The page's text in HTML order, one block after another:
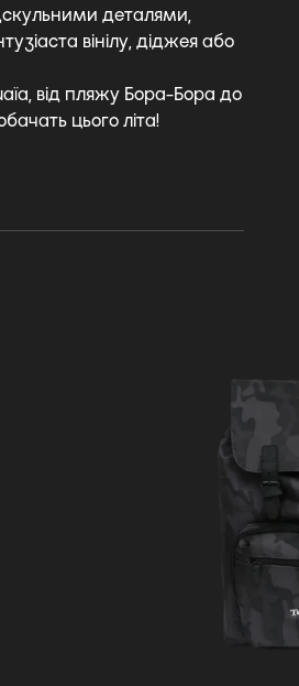
деталями,
вінілу, діджея або
від пляжу Бора-Бора до
цього літа!